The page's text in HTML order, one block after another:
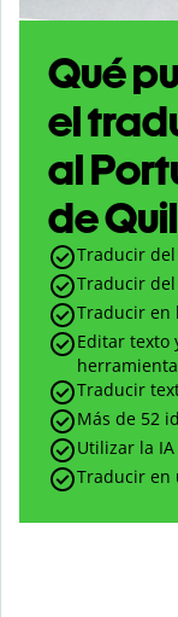
Qué
el
al
de
Traducir
Traducir
Traducir en
Editar texto
Traducir
Más de 52
Utilizar la
Traducir en